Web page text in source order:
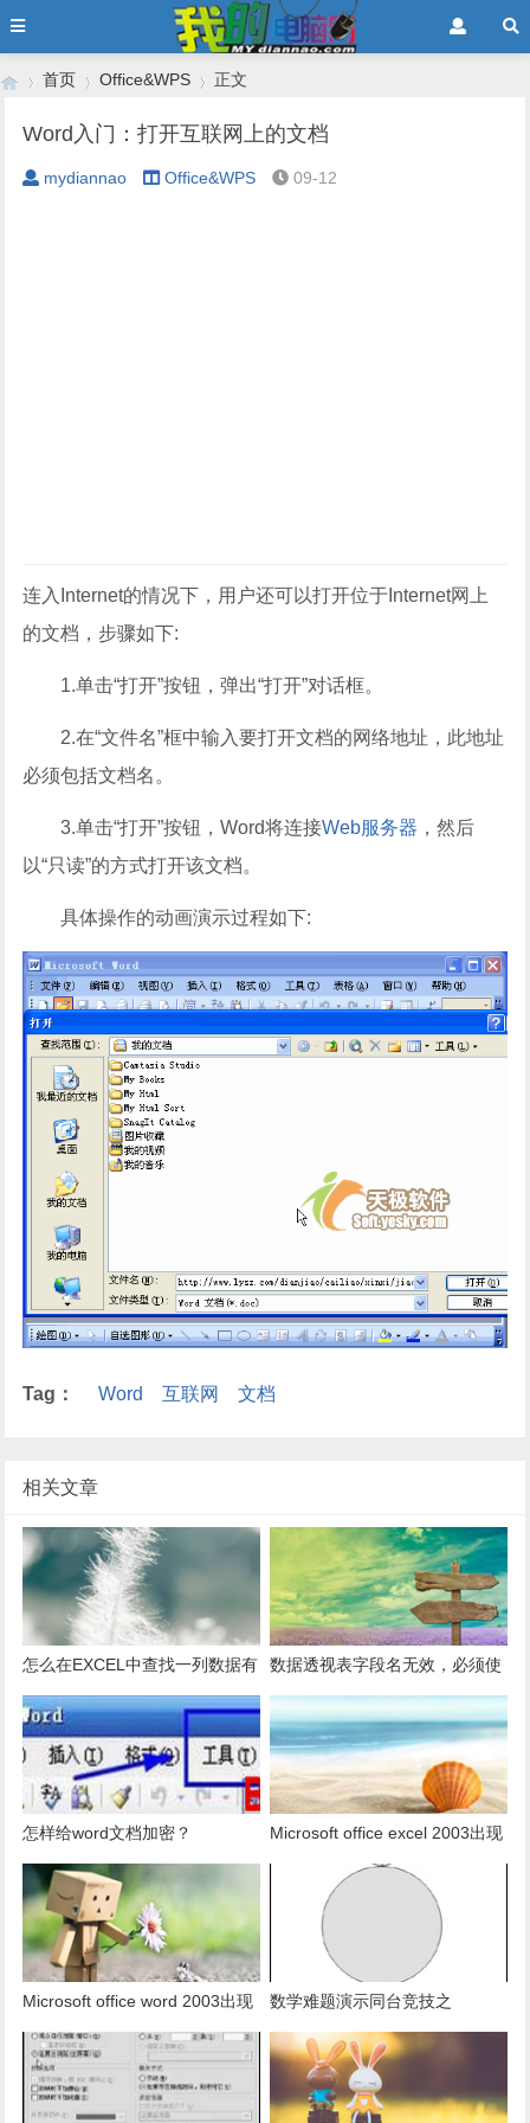
›
首页
›
Office&WPS
›
正文
Word入门：打开互联网上的文档
mydiannao Office&WPS 09-12
连入Internet的情况下，用户还可以打开位于Internet网上
的文档，步骤如下:
1.单击“打开”按钮，弹出“打开”对话框。
2.在“文件名”框中输入要打开文档的网络地址，此地址
必须包括文档名。
3.单击“打开”按钮，Word将连接Web服务器 ，然后
以“只读”的方式打开该文档。
具体操作的动画演示过程如下:
Tag： Word 互联网 文档
相关文章
怎么在EXCEL中查找一列数据有
多少是重复的？
数据透视表字段名无效，必须使
用组合为带有标志列列表的数
据。
怎样给word文档加密？
Microsoft office excel 2003出现
发送错误报告怎么办？
Microsoft office word 2003出现
发送错误报告怎么办？
数学难题演示同台竞技之
PowerPoint篇